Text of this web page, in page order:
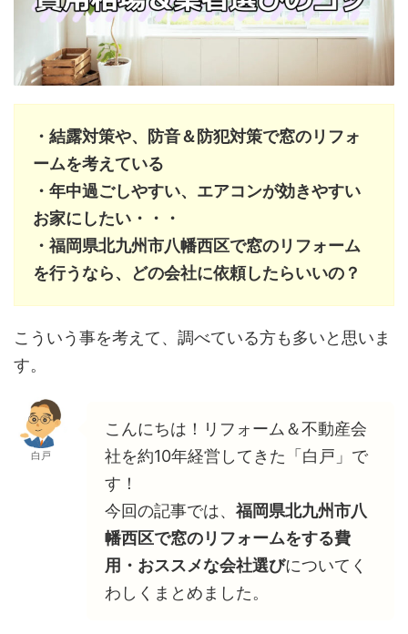
・結露対策や、防音＆防犯対策で窓のリフォ
ームを考えている
・年中過ごしやすい、エアコンが効きやすい
お家にしたい・・・
・福岡県北九州市八幡西区で窓のリフォーム
を行うなら、どの会社に依頼したらいいの？
こういう事を考えて、調べている方も多いと思いま
す。
白戸
こんにちは！リフォーム＆不動産会
社を約10年経営してきた「白戸」で
す！
今回の記事では、 福岡県北九州市八
幡西区で窓のリフォームをする費
用・おススメな会社選びについてく
わしくまとめました。